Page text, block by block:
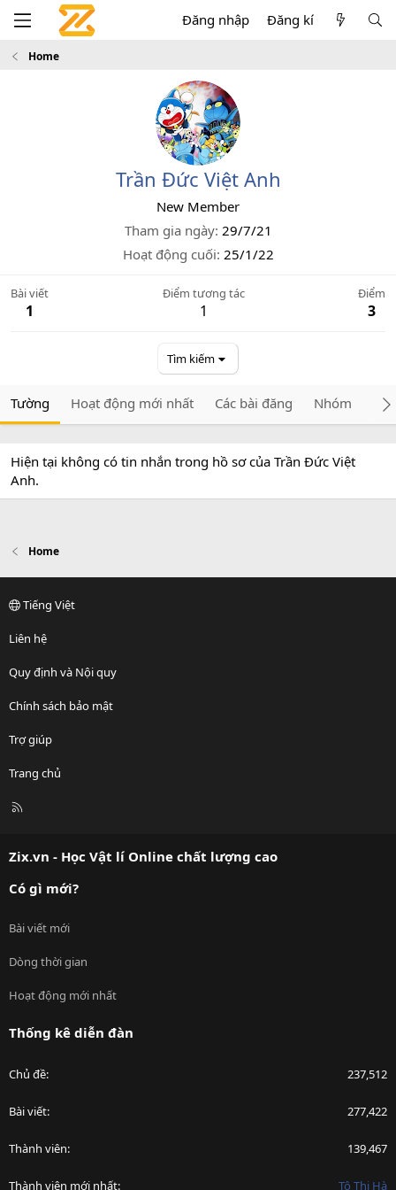
Đăng nhập Đăng kí
Home
Trần Đức Việt Anh
New Member
Tham gia ngày 29/7/21
Hoạt động cuối 25/1/22
Bài viết
1
Điểm tương tác
1
Điểm
3
Tìm kiếm
Tường Hoạt động mới nhất Các bài đăng Nhóm
Hiện tại không có tin nhắn trong hồ sơ của Trần Đức Việt
Anh.
Home
Tiếng Việt
Liên hệ
Quy định và Nội quy
Chính sách bảo mật
Trợ giúp
Trang chủ
R
Zix.vn - Học Vật lí Online chất lượng cao
Có gì mới?
Bài viết mới
Dòng thời gian
Hoạt động mới nhất
Thống kê diễn đàn
Chủ đề 237,512
Bài viết 277,422
Thành viên 139,467
Thành viên mới nhất Tô Thị Hà